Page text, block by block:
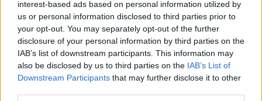
interest-based ads based on personal information utilized by
us or personal information disclosed to third parties prior to
your opt-out. You may separately opt-out of the further
disclosure of your personal information by third parties on the
IAB’s list of downstream participants. This information may
also be disclosed by us to third parties on the IAB’s List of
Downstream Participants that may further disclose it to other